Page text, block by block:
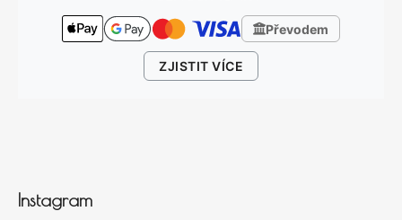
Převodem
ZJISTIT VÍCE
Instagram